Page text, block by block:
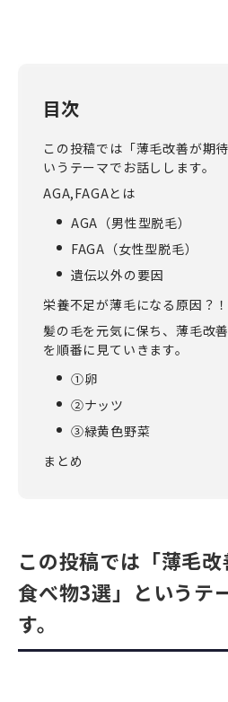
目次
この投稿では「薄毛改善が期
いうテーマでお話しします。
AGA,FAGAとは
AGA（男性型脱毛）
FAGA（女性型脱毛）
遺伝以外の要因
栄養不足が薄毛になる原因？！
髪の毛を元気に保ち、薄毛改
を順番に見ていきます。
①卵
②ナッツ
③緑黄色野菜
まとめ
この投稿では「薄毛
食べ物3選」というテ
す。